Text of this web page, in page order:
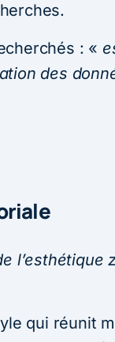
: «
des
l’esthétique
qui réunit